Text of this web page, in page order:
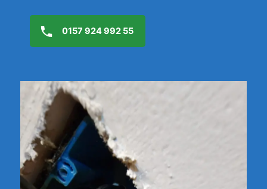
0157 924 992 55